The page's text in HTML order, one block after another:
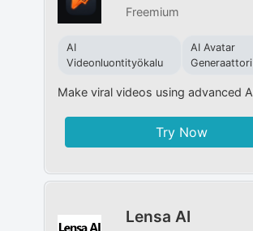
Freemium
AI
Videonluontityökalu
AI Avatar
Generaattori
Make viral videos using advanced
Try Now
Lensa AI